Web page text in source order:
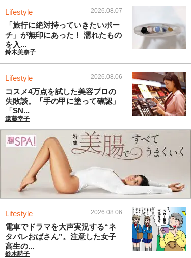
Lifestyle 2026.08.07
「旅行に絶対持っていきたいポー
チ」が無印にあった！ 濡れたもの
を入...
鈴木美奈子
Lifestyle 2026.08.06
コスメ4万点を試した美容プロの
失敗談。「手の甲に塗って確認」
「SN...
遠藤幸子
Lifestyle 2026.08.06
電車でドラマを大声実況する“ネ
タバレおばさん”。注意した女子
高生の...
鈴木詩子